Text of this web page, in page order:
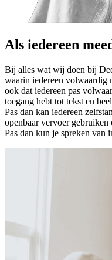
Als iedereen
Bij alles wat wij doen bij
waarin iedereen volwaardig
ook dat iedereen pas
toegang hebt tot tekst en
Pas dan kan iedereen
openbaar vervoer gebruiken
Pas dan kun je spreken van